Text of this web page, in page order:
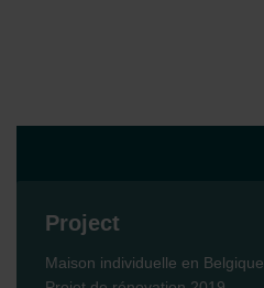
Project
Maison individuelle en Belgique